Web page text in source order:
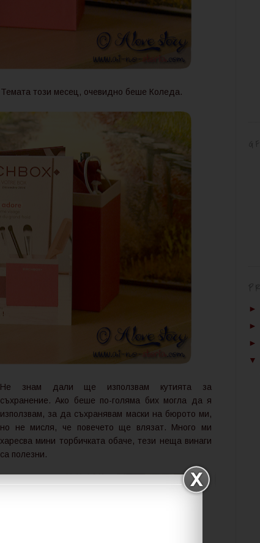
Темата този месец, очевидно беше Коледа.
Не знам дали ще използвам кутията за
съхранение. Ако беше по-голяма бих могла да я
използвам, за да съхранявам маски на бюрото ми,
но не мисля, че повечето ще влязат. Много ми
харесва мини торбичката обаче, тези неща винаги
са полезни.
►
►
►
▼